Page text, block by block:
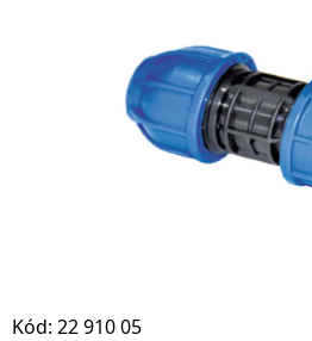
Kód: 22 910 05